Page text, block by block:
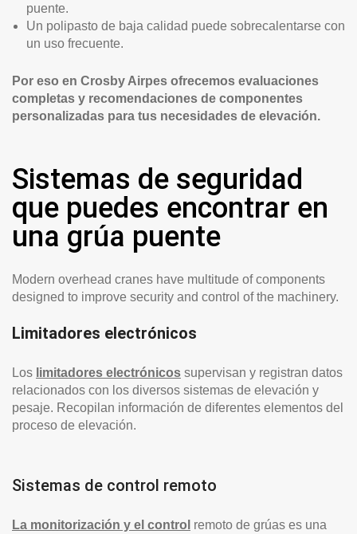
puente.
Un polipasto de baja calidad puede sobrecalentarse con
un uso frecuente.
Por eso en Crosby Airpes ofrecemos evaluaciones
completas y recomendaciones de componentes
personalizadas para tus necesidades de elevación.
Sistemas de seguridad
que puedes encontrar en
una grúa puente
Modern overhead cranes have multitude of components
designed to improve security and control of the machinery.
Limitadores electrónicos
Los limitadores electrónicos supervisan y registran datos
relacionados con los diversos sistemas de elevación y
pesaje. Recopilan información de diferentes elementos del
proceso de elevación.
Sistemas de control remoto
La monitorización y el control remoto de grúas es una